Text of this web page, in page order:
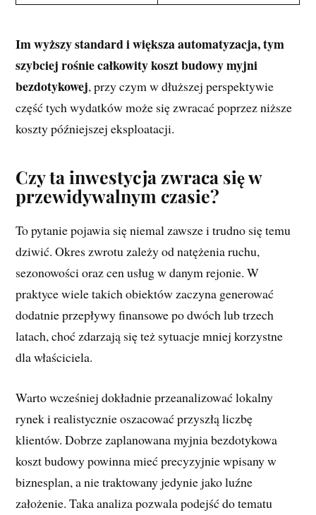
Im wyższy standard i większa automatyzacja, tym
szybciej rośnie całkowity koszt budowy myjni
bezdotykowej, przy czym w dłuższej perspektywie
część tych wydatków może się zwracać poprzez niższe
koszty późniejszej eksploatacji.
Czy ta inwestycja zwraca się w
przewidywalnym czasie?
To pytanie pojawia się niemal zawsze i trudno się temu
dziwić. Okres zwrotu zależy od natężenia ruchu,
sezonowości oraz cen usług w danym rejonie. W
praktyce wiele takich obiektów zaczyna generować
dodatnie przepływy finansowe po dwóch lub trzech
latach, choć zdarzają się też sytuacje mniej korzystne
dla właściciela.
Warto wcześniej dokładnie przeanalizować lokalny
rynek i realistycznie oszacować przyszłą liczbę
klientów. Dobrze zaplanowana myjnia bezdotykowa
koszt budowy powinna mieć precyzyjnie wpisany w
biznesplan, a nie traktowany jedynie jako luźne
założenie. Taka analiza pozwala podejść do tematu